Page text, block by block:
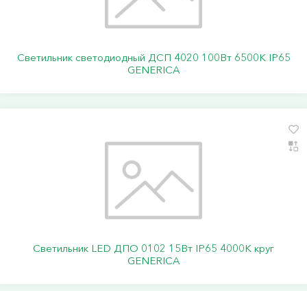
Светильник светодиодный ДСП 4020 100Вт 6500К IP65
GENERICA
Светильник LED ДПО 0102 15Вт IP65 4000К круг
GENERICA